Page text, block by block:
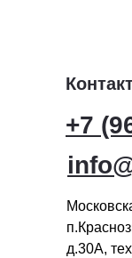
+7
д.30А,